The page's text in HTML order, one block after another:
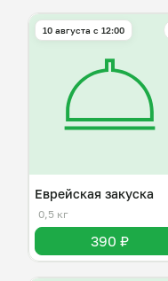
10 августа с 12:00
Еврейская закуска
0,5 кг
390 ₽